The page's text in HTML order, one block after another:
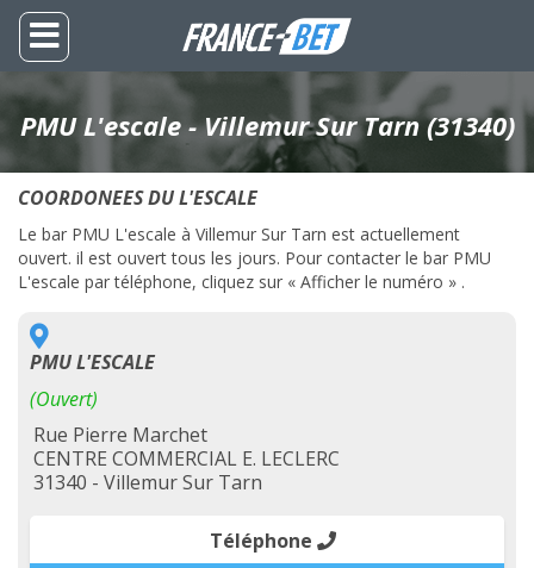
PMU L'escale - Villemur Sur Tarn (31340)
COORDONEES DU L'ESCALE
Le bar PMU L'escale à Villemur Sur Tarn est actuellement
ouvert. il est ouvert tous les jours. Pour contacter le bar PMU
L'escale par téléphone, cliquez sur « Afficher le numéro » .
PMU L'ESCALE
(Ouvert)
Rue Pierre Marchet
CENTRE COMMERCIAL E. LECLERC
31340 - Villemur Sur Tarn
Téléphone